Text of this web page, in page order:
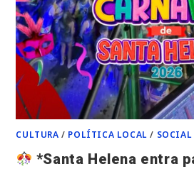
CULTURA / POLÍTICA LOCAL / SOCIAL
*Santa Helena entra